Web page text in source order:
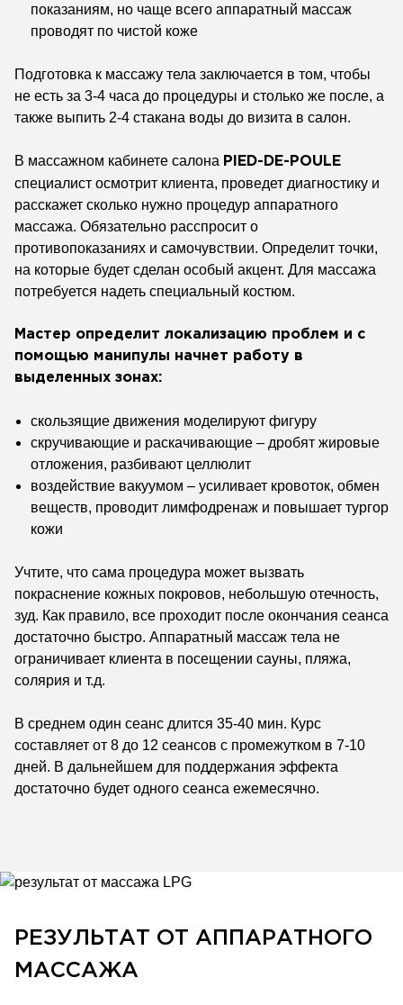
показаниям, но чаще всего аппаратный массаж
проводят по чистой коже
Подготовка к массажу тела заключается в том, чтобы
не есть за 3-4 часа до процедуры и столько же после, а
также выпить 2-4 стакана воды до визита в салон.
В массажном кабинете салона PIED-DE-POULE
специалист осмотрит клиента, проведет диагностику и
расскажет сколько нужно процедур аппаратного
массажа. Обязательно расспросит о
противопоказаниях и самочувствии. Определит точки,
на которые будет сделан особый акцент. Для массажа
потребуется надеть специальный костюм.
Мастер определит локализацию проблем и с
помощью манипулы начнет работу в
выделенных зонах:
скользящие движения моделируют фигуру
скручивающие и раскачивающие – дробят жировые
отложения, разбивают целлюлит
воздействие вакуумом – усиливает кровоток, обмен
веществ, проводит лимфодренаж и повышает тургор
кожи
Учтите, что сама процедура может вызвать
покраснение кожных покровов, небольшую отечность,
зуд. Как правило, все проходит после окончания сеанса
достаточно быстро. Аппаратный массаж тела не
ограничивает клиента в посещении сауны, пляжа,
солярия и т.д.
В среднем один сеанс длится 35-40 мин. Курс
составляет от 8 до 12 сеансов с промежутком в 7-10
дней. В дальнейшем для поддержания эффекта
достаточно будет одного сеанса ежемесячно.
РЕЗУЛЬТАТ ОТ АППАРАТНОГО
МАССАЖА